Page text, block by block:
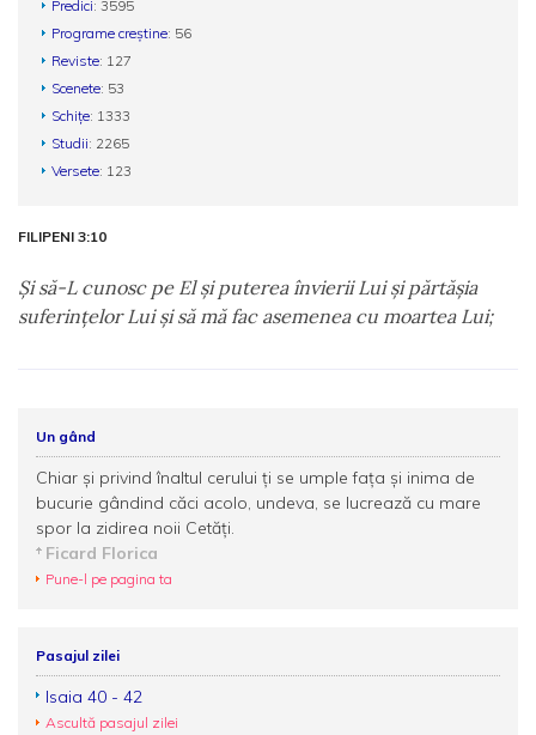
Predici: 3595
Programe creștine: 56
Reviste: 127
Scenete: 53
Schițe: 1333
Studii: 2265
Versete: 123
FILIPENI 3:10
Şi să-L cunosc pe El şi puterea învierii Lui şi părtăşia
suferinţelor Lui şi să mă fac asemenea cu moartea Lui;
Un gând
Chiar şi privind înaltul cerului ţi se umple faţa şi inima de
bucurie gândind căci acolo, undeva, se lucrează cu mare
spor la zidirea noii Cetăţi.
Ficard Florica
Pune-l pe pagina ta
Pasajul zilei
Isaia 40 - 42
Ascultă pasajul zilei